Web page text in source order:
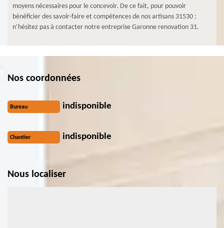
moyens nécessaires pour le concevoir. De ce fait, pour pouvoir
bénéficier des savoir-faire et compétences de nos artisans 31530 ;
n’hésitez pas à contacter notre entreprise Garonne renovation 31.
Nos coordonnées
Bureau indisponible
Chantier indisponible
Nous localiser